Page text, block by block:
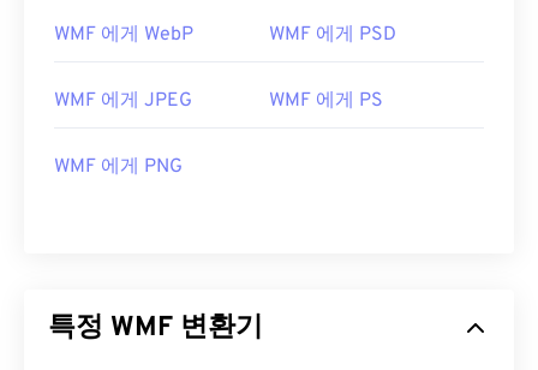
Photopaint ,Ultimate Paint등이 있습니다. macOS
Microsoft
최초 출시:1992년
WMF 에게 WebP WMF 에게 PSD
WMF 에게 JPEG WMF 에게 PS
WMF 에게 PNG
특정 WMF 변환기